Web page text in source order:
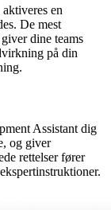
en
De mest
dine teams
på din
Assistant dig
og giver
rettelser fører